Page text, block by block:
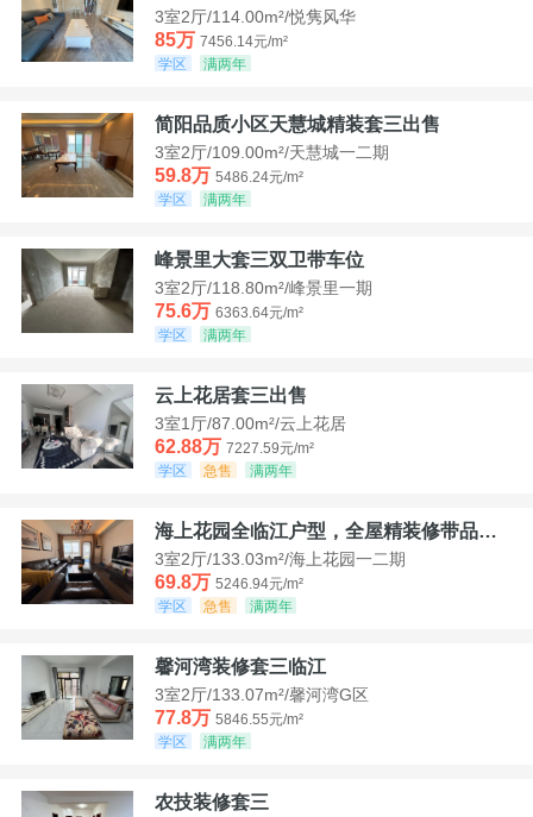
3室2厅/114.00m²/悦隽风华
85万 7456.14元/m²
学区
满两年
简阳品质小区天慧城精装套三出售
3室2厅/109.00m²/天慧城一二期
59.8万 5486.24元/m²
学区
满两年
峰景里大套三双卫带车位
3室2厅/118.80m²/峰景里一期
75.6万 6363.64元/m²
学区
满两年
云上花居套三出售
3室1厅/87.00m²/云上花居
62.88万 7227.59元/m²
学区
急售 满两年
海上花园全临江户型，全屋精装修带品牌家具家电，诚意出售！
3室2厅/133.03m²/海上花园一二期
69.8万 5246.94元/m²
学区
急售 满两年
馨河湾装修套三临江
3室2厅/133.07m²/馨河湾G区
77.8万 5846.55元/m²
学区
满两年
农技装修套三